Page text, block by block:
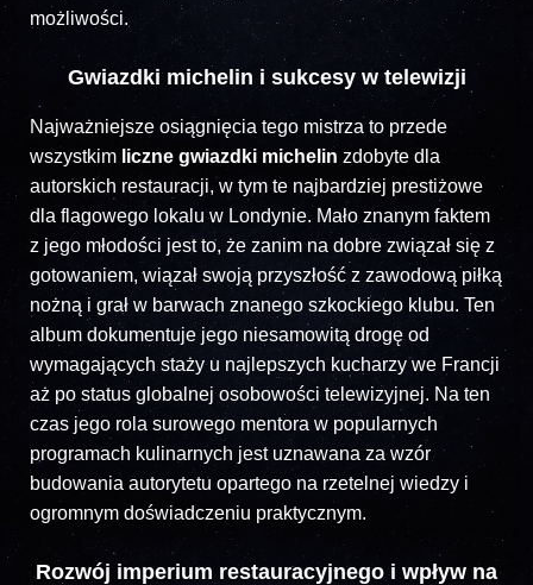
możliwości.
Gwiazdki michelin i sukcesy w telewizji
Najważniejsze osiągnięcia tego mistrza to przede
wszystkim liczne gwiazdki michelin zdobyte dla
autorskich restauracji, w tym te najbardziej prestiżowe
dla flagowego lokalu w Londynie. Mało znanym faktem
z jego młodości jest to, że zanim na dobre związał się z
gotowaniem, wiązał swoją przyszłość z zawodową piłką
nożną i grał w barwach znanego szkockiego klubu. Ten
album dokumentuje jego niesamowitą drogę od
wymagających staży u najlepszych kucharzy we Francji
aż po status globalnej osobowości telewizyjnej. Na ten
czas jego rola surowego mentora w popularnych
programach kulinarnych jest uznawana za wzór
budowania autorytetu opartego na rzetelnej wiedzy i
ogromnym doświadczeniu praktycznym.
Rozwój imperium restauracyjnego i wpływ na